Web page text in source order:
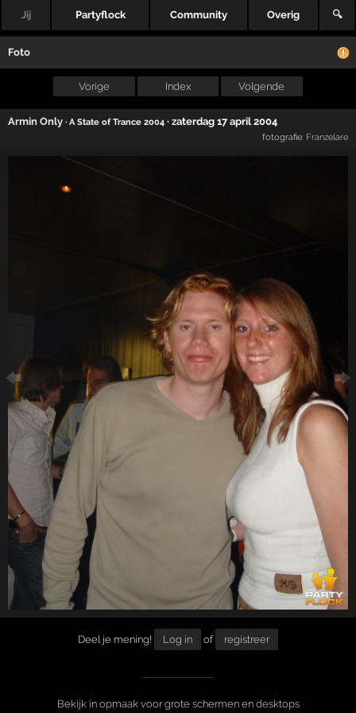
Jij Partyflock Community Overig 🔍
Foto
Vorige Index Volgende
Armin Only · A State of Trance 2004 ·zaterdag 17 april 2004
fotografie: Franzelare
Deel je mening! Log in of registreer
Bekijk in opmaak voor grote schermen en desktops